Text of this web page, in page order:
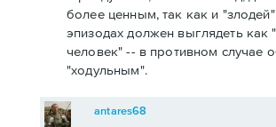
более ценным, так как и
эпизодах должен выглядеть как
человек" -- в противном случае
"ходульным".
antares68